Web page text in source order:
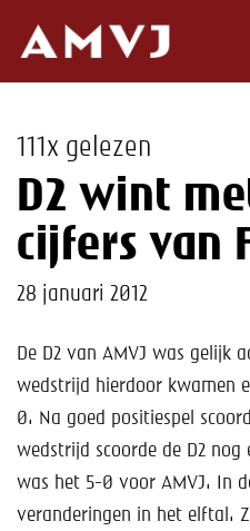
Wedstrijden
Nieuws
Teams
Toekomst
Kalender
Help mee!
111x gelezen
D2 wint
cijfers van
28 januari 2012
De D2 van AMVJ was gelijk
wedstrijd hierdoor kwamen
0. Na goed positiespel
wedstrijd scoorde de D2
was het 5-0 voor AMVJ. In
veranderingen in het elftal.